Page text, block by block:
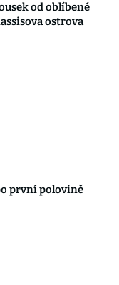
od oblíbené
ostrova
první polovině